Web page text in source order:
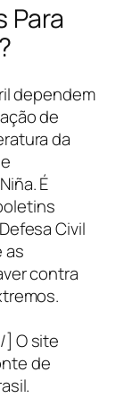
Para
dependem
de
da
É
Civil
as
contra
O site
de